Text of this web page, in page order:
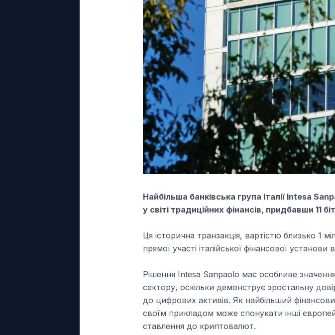
Найбільша банківська група Італії Intesa
у світі традиційних фінансів, придбавши 11
Ця історична транзакція, вартістю близько 1
прямої участі італійської фінансової
Рішення Intesa Sanpaolo має особливе
сектору, оскільки демонструє зростальну
до цифрових активів. Як найбільший
своїм прикладом може спонукати інші
ставлення до криптовалют.